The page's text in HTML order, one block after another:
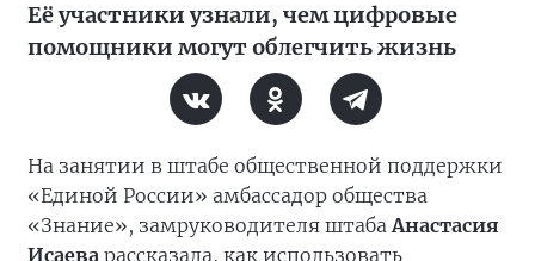
Её участники узнали, чем цифровые
помощники могут облегчить жизнь
На занятии в штабе общественной поддержки
«Единой России» амбассадор общества
«Знание», замруководителя штабаАнастасия
Исаева рассказала, как использовать